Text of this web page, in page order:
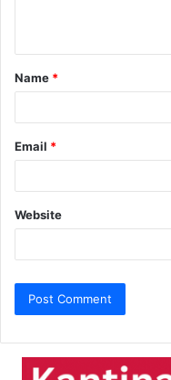
t
*
Name *
Email *
Website